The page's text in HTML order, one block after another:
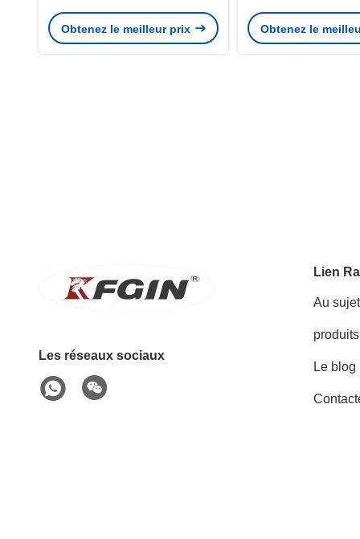
conçu pour l'Audi A6C6, numéro
OEM variant selon le modèle,
Obtenez le meilleur prix
solution de
de garantie
Obtenez le
Les réseaux sociaux
Lien
Au
produits
Le blog